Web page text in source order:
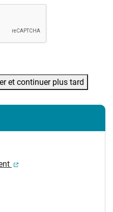
et continuer plus tard
(ouverture dans un